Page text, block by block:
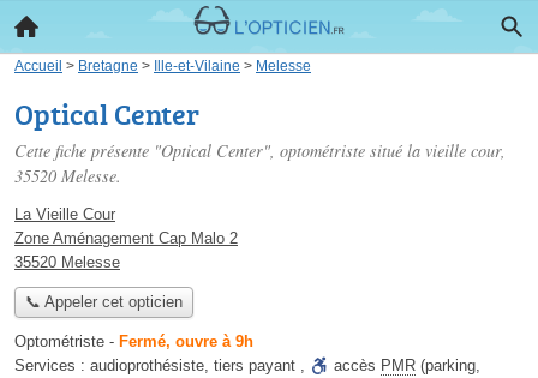
Accueil > Bretagne > Ille-et-Vilaine > Melesse
Optical Center
Cette fiche présente "Optical Center", optométriste situé la vieille cour,
35520 Melesse.
La Vieille Cour
Zone Aménagement Cap Malo 2
35520 Melesse
📞 Appeler cet opticien
Optométriste - Fermé, ouvre à 9h
Services : audioprothésiste, tiers payant , accès PMR (parking,